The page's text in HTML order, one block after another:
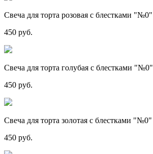
Свеча для торта розовая с блестками "№0"
450 руб.
Свеча для торта голубая с блестками "№0"
450 руб.
Свеча для торта золотая с блестками "№0"
450 руб.